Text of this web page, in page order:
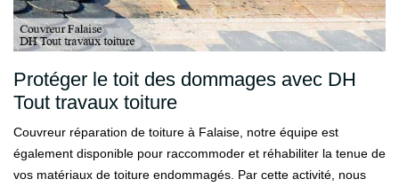
Protéger le toit des dommages avec DH
Tout travaux toiture
Couvreur réparation de toiture à Falaise, notre équipe est
également disponible pour raccommoder et réhabiliter la tenue de
vos matériaux de toiture endommagés. Par cette activité, nous